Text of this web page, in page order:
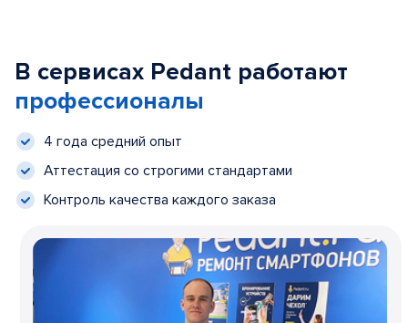
В сервисах Pedant работают
профессионалы
4 года средний опыт
Аттестация со строгими стандартами
Контроль качества каждого заказа